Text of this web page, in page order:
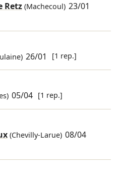
Retz(Machecoul) 23/01
26/01 [1 rep.]
05/04 [1 rep.]
(Chevilly-Larue) 08/04